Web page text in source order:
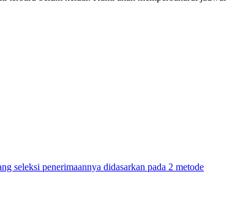
seleksi penerimaannya didasarkan pada 2 metode